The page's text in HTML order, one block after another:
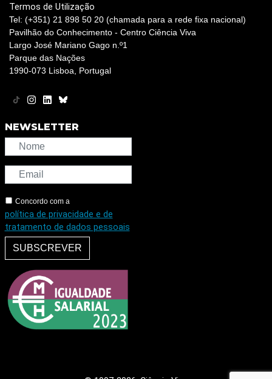
Termos de Utilização
Tel: (+351) 21 898 50 20 (chamada para a rede fixa nacional)
Pavilhão do Conhecimento - Centro Ciência Viva
Largo José Mariano Gago n.º1
Parque das Nações
1990-073 Lisboa, Portugal
NEWSLETTER
Concordo com a
política de privacidade e de
tratamento de dados pessoais
SUBSCREVER